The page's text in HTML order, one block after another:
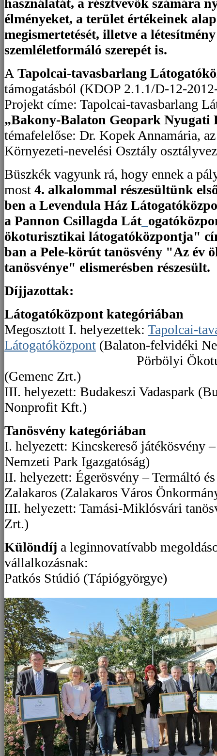
élményeket, a terület értékeinek
megismertetését, illetve a
szemléletformáló szerepét is.
A Tapolcai-tavasbarlang
támogatásból (KDOP 2.1.1/D-12-
Projekt címe: Tapolcai-tavasbarlang
„Bakony-Balaton Geopark Nyugati
témafelelőse: Dr. Kopek Annamária,
Környezeti-nevelési Osztály
Büszkék vagyunk rá, hogy ennek a
most 4. alkalommal részesültünk
ben a Levendula Ház
a Pannon Csillagda Lát
ökoturisztikai látogatóközpontja"
ban a Pele-körút tanösvény "Az év
tanösvénye" elismerésben részesült.
Díjjazottak:
Látogatóközpont kategóriában
Megosztott I. helyezettek: Tapolcai-
Látogatóközpont (Balaton-felvidéki
Pörbölyi
(Gemenc Zrt.)
III. helyezett: Budakeszi Vadaspark
Nonprofit Kft.)
Tanösvény kategóriában
I. helyezett: Kincskereső játékösvény
Nemzeti Park Igazgatóság)
II. helyezett: Égerösvény – Termáltó
Zalakaros (Zalakaros Város
III. helyezett: Tamási-Miklósvári
Zrt.)
Különdíj a leginnovatívabb
vállalkozásnak:
Patkós Stúdió (Tápiógyörgye)